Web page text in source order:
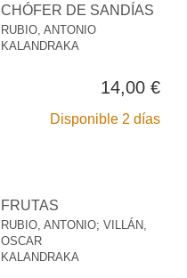
CHÓFER DE SANDÍAS
RUBIO, ANTONIO
KALANDRAKA
14,00 €
Disponible 2 días
FRUTAS
RUBIO, ANTONIO; VILLÁN,
OSCAR
KALANDRAKA